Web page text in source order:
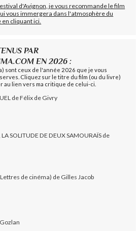
d'Avignon, je vous recommande le film
vous immergera dans l'atmosphère du
cliquant ici.
PAR
EN 2026 :
sont ceux de l'année 2026 que je vous
Cliquez sur le titre du film (ou du livre)
au lien vers ma critique de celui-ci.
de Félix de Givry
SOLITUDE DE DEUX SAMOURAÏS de
de cinéma) de Gilles Jacob